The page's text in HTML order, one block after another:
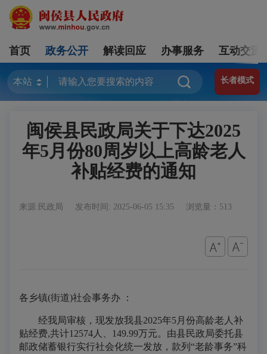
首页 政务公开 解读回应 办事服务 互动交流
长者模式
闽侯县民政局关于下达2025
年5月份80周岁以上高龄老人
补贴经费的通知
来源:民政局 发布时间: 2025-06-05 15:35 浏览量：513
各乡镇(街道)社会事务办 ：
经我局审核，现发放我县2025年5月份高龄老人补
贴经费,共计12574人、149.99万元。由县民政局委托县
邮政储蓄银行实行社会化统一发放，款列“老龄事务”科